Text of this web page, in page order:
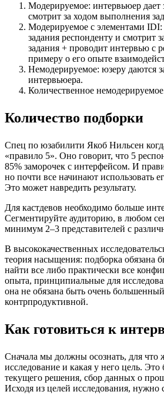
Модерируемое: интервьюер дает
смотрит за ходом выполнения
Модерируемое с элементами IDI:
задания респонденту и смотрит
задания + проводит интервью с
примеру о его опыте
Немодерируемое: юзеру даются
интервьюера.
Количественное
Количество подборки
Спец по юзабилити Якоб Нильсен
«правило 5». Оно говорит, что 5
85% заморочек с интерфейсом. И
но почти все начинают использовать
Это может навредить результату.
Для кастдевов необходимо больше
Сегментируйте аудиторию, в любом
минимум 2–3 представителей с
В высококачественных
теория насыщения: подборка обязана
найти все либо практически все
опыта, принципиальные для
она не обязана быть очень
контрпродуктивной.
Как готовиться к
Сначала мы должны осознать, для что
исследование и какая у него цель.
текущего решения, сбор данных о
Исходя из целей исследования, нужно